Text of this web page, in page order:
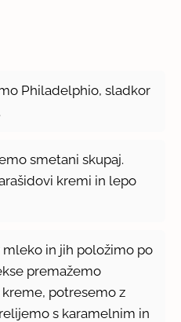
Philadelphio, sladkor
smetani skupaj.
kremi in lepo
mleko in jih položimo po
premažemo
potresemo z
s karamelnim in